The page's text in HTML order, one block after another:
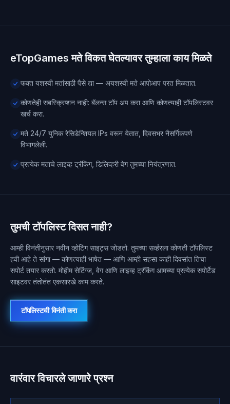
eTopGames मते विकत घेतल्यावर तुम्हाला काय मिळते
फक्त यशस्वी मतांसाठी पैसे द्या — अयशस्वी मते आपोआप परत मिळतात.
कोणतेही सबस्क्रिप्शन नाही: बॅलन्स टॉप अप करा आणि कोणत्याही टॉपलिस्टवर
खर्च करा.
मते 24/7 युनिक रेसिडेन्शियल IPs वरून येतात, दिवसभर नैसर्गिकपणे
विभागलेली.
प्रत्येक मताचे लाइव्ह ट्रॅकिंग, डिलिव्हरी वेग तुमच्या नियंत्रणात.
तुमची टॉपलिस्ट दिसत नाही?
आम्ही विनंतीनुसार नवीन व्होटिंग साइट्स जोडतो. तुमच्या सर्व्हरला कोणती टॉपलिस्ट
हवी आहे ते सांगा — कोणत्याही भाषेत — आणि आम्ही सहसा काही दिवसांत तिचा
सपोर्ट तयार करतो. मोहीम सेटिंग्ज, वेग आणि लाइव्ह ट्रॅकिंग आमच्या प्रत्येक सपोर्टेड
साइटवर तंतोतंत एकसारखे काम करते.
टॉपलिस्टची विनंती करा
वारंवार विचारले जाणारे प्रश्न